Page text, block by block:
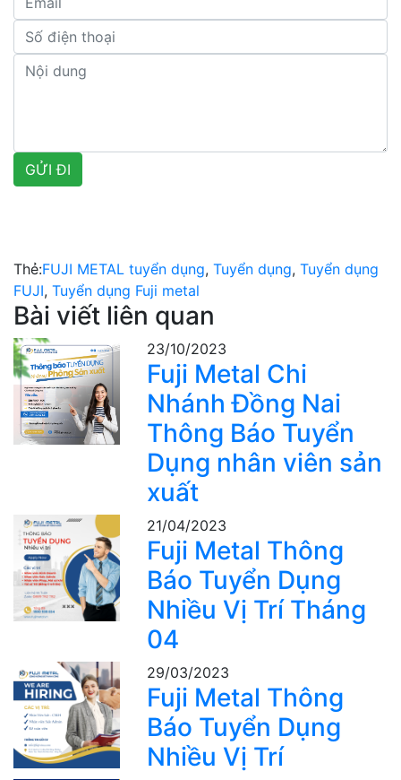
Thẻ:FUJI METAL tuyển dụng, Tuyển dụng, Tuyển dụng
FUJI, Tuyển dụng Fuji metal
Bài viết liên quan
23/10/2023
Fuji Metal Chi
Nhánh Đồng Nai
Thông Báo Tuyển
Dụng nhân viên sản
xuất
21/04/2023
Fuji Metal Thông
Báo Tuyển Dụng
Nhiều Vị Trí Tháng
04
29/03/2023
Fuji Metal Thông
Báo Tuyển Dụng
Nhiều Vị Trí